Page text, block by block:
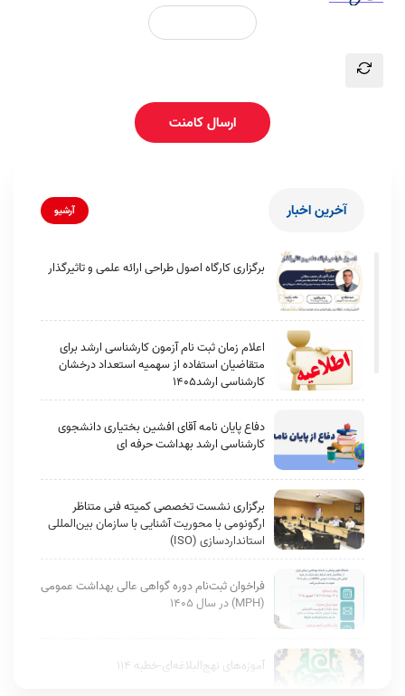
ارسال کامنت
آخرین اخبار آرشیو
برگزاری کارگاه اصول طراحی ارائه علمی و تاثیرگذار
اعلام زمان ثبت نام آزمون کارشناسی ارشد برای
متقاضیان استفاده از سهمیه استعداد درخشان
کارشناسی ارشد1405
دفاع پایان نامه آقای افشین بختیاری دانشجوی
کارشناسی ارشد بهداشت حرفه ای
برگزاری نشست تخصصی کمیته فنی متناظر
ارگونومی با محوریت آشنایی با سازمان بین‌المللی
استانداردسازی (ISO)
فراخوان ثبت‌نام دوره گواهی عالی بهداشت عمومی
(MPH) در سال ۱۴۰۵
آموزه‌های نهج‌البلاغه‌ای-خطبه 114